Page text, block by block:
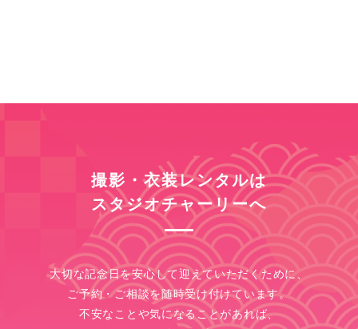
撮影・衣装レンタルは
スタジオチャーリーへ
大切な記念日を安心して迎えていただくために、
ご予約・ご相談を随時受け付けています。
不安なことや気になることがあれば、